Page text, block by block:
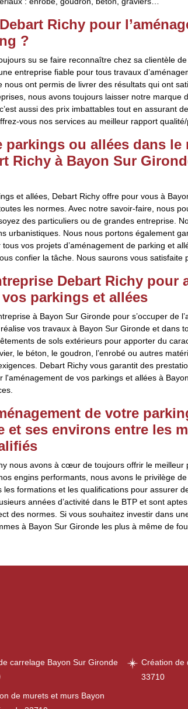
Richy pour
?
su se faire reconnaître chez sa clientèle
entreprise fiable pour tous travaux
nous ont permis de livrer des résultats qui ont
nous avons toujours laisser notre marque
aussi des prix imbattables tout en assurant
vous nos services au meilleur rapport qualité/
parkings ou allées dans le
Richy à Bayon Sur
et allées, Debart Richy offre pour vous à
les normes. Avec notre savoir-faire, nous
des particuliers ou de grandes entreprise.
urbanistiques. Nous nous portons également
vos projets d’aménagement de parking et
confier la tâche. Nous saurons vous satisfaite
Debart Richy pour
vos parkings et allées
à Bayon Sur Gironde pour s’occuper de
vos travaux à Bayon Sur Gironde et dans
de sols extérieurs pour apporter du
le béton, le goudron, l’enrobé ou autres
Debart Richy vous garantit des
l'aménagement de vos parkings et allées à
de votre
et ses environs entre les
nous avons à cœur de toujours offrir le meilleur
engins performants, nous avons le privilège
les formations et les qualifications pour assurer
années d’activité dans le BTP et sont
des normes. Si vous souhaitez investir dans
à Bayon Sur Gironde les plus à même de
carrelage Bayon Sur Gironde
de murets et murs Bayon
Création de
33710